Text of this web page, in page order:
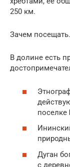
250 км.
Зачем посещать.
В долине есть
поселке
Дуган
с